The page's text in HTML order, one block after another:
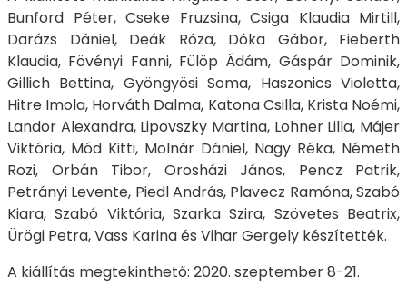
Bunford Péter, Cseke Fruzsina, Csiga Klaudia Mirtill,
Darázs Dániel, Deák Róza, Dóka Gábor, Fieberth
Klaudia, Fövényi Fanni, Fülöp Ádám, Gáspár Dominik,
Gillich Bettina, Gyöngyösi Soma, Haszonics Violetta,
Hitre Imola, Horváth Dalma, Katona Csilla, Krista Noémi,
Landor Alexandra, Lipovszky Martina, Lohner Lilla, Májer
Viktória, Mód Kitti, Molnár Dániel, Nagy Réka, Németh
Rozi, Orbán Tibor, Orosházi János, Pencz Patrik,
Petrányi Levente, Piedl András, Plavecz Ramóna, Szabó
Kiara, Szabó Viktória, Szarka Szira, Szövetes Beatrix,
Ürögi Petra, Vass Karina és Vihar Gergely készítették.
A kiállítás megtekinthető: 2020. szeptember 8-21.